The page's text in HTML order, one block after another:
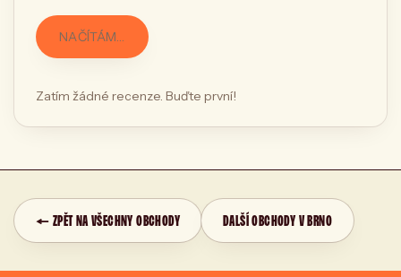
NAČÍTÁM…
Zatím žádné recenze. Buďte první!
← ZPĚT NA VŠECHNY OBCHODY DALŠÍ OBCHODY V BRNO